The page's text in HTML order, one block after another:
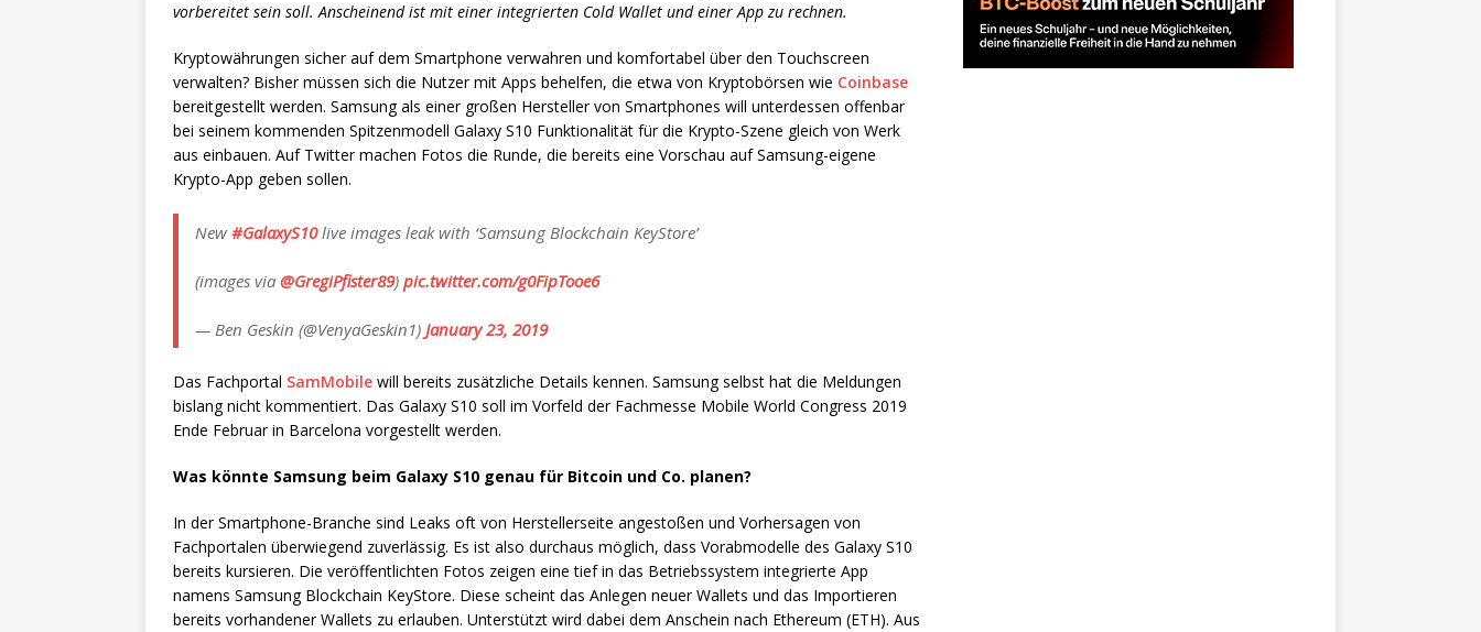
vorbereitet sein soll. Anscheinend ist mit einer integrierten Cold Wallet und einer App zu rechnen.
Kryptowährungen sicher auf dem Smartphone verwahren und komfortabel über den Touchscreen
verwalten? Bisher müssen sich die Nutzer mit Apps behelfen, die etwa von Kryptobörsen wie Coinbase
bereitgestellt werden. Samsung als einer großen Hersteller von Smartphones will unterdessen offenbar
bei seinem kommenden Spitzenmodell Galaxy S10 Funktionalität für die Krypto-Szene gleich von Werk
aus einbauen. Auf Twitter machen Fotos die Runde, die bereits eine Vorschau auf Samsung-eigene
Krypto-App geben sollen.
New #GalaxyS10live images leak with ‘Samsung Blockchain KeyStore’
(images via @GregiPfister89) pic.twitter.com/g0FipTooe6
— Ben Geskin (@VenyaGeskin1) January 23, 2019
Das Fachportal SamMobile will bereits zusätzliche Details kennen. Samsung selbst hat die Meldungen
bislang nicht kommentiert. Das Galaxy S10 soll im Vorfeld der Fachmesse Mobile World Congress 2019
Ende Februar in Barcelona vorgestellt werden.
Was könnte Samsung beim Galaxy S10 genau für Bitcoin und Co. planen?
In der Smartphone-Branche sind Leaks oft von Herstellerseite angestoßen und Vorhersagen von
Fachportalen überwiegend zuverlässig. Es ist also durchaus möglich, dass Vorabmodelle des Galaxy S10
bereits kursieren. Die veröffentlichten Fotos zeigen eine tief in das Betriebssystem integrierte App
namens Samsung Blockchain KeyStore. Diese scheint das Anlegen neuer Wallets und das Importieren
bereits vorhandener Wallets zu erlauben. Unterstützt wird dabei dem Anschein nach Ethereum (ETH). Aus